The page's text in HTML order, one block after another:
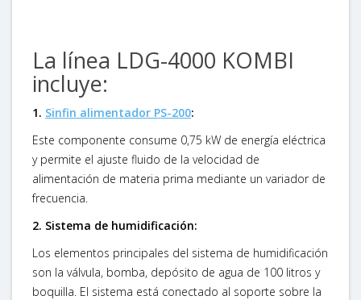
La línea LDG-4000 KOMBI
incluye:
1. Sinfin alimentador PS-200:
Este componente consume 0,75 kW de energía eléctrica
y permite el ajuste fluido de la velocidad de
alimentación de materia prima mediante un variador de
frecuencia.
2. Sistema de humidificación:
Los elementos principales del sistema de humidificación
son la válvula, bomba, depósito de agua de 100 litros y
boquilla. El sistema está conectado al soporte sobre la